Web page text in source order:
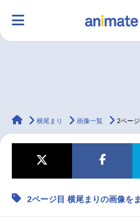
ラジオ みんなの声
マンガ・ラノベ ゲーム・アプリ
animateTimes
横尾まり 画像一覧 2ペー
2ページ目 横尾まりの画像を